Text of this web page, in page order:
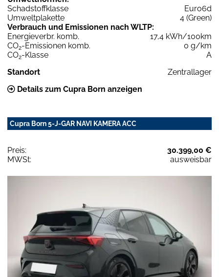
Schadstoffklasse
Euro6d
Umweltplakette
4 (Green)
Verbrauch und Emissionen nach WLTP:
Energieverbr. komb.
17,4 kWh/100km
CO2-Emissionen komb.
0 g/km
CO2-Klasse
A
Standort
Zentrallager
Details zum Cupra Born anzeigen
Cupra Born 5-J-GAR NAVI KAMERA ACC
Preis:
30.399,00 €
MWSt:
ausweisbar